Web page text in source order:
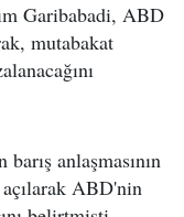
Garibabadi, ABD
mutabakat
anlaşmasının
açılarak ABD'nin